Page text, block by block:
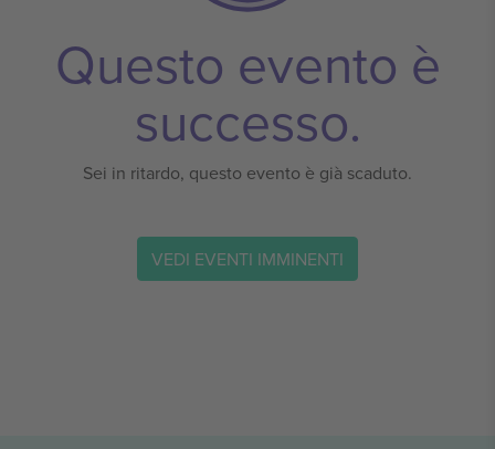
Questo evento è
successo.
Sei in ritardo, questo evento è già scaduto.
VEDI EVENTI IMMINENTI